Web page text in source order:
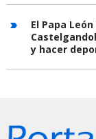
El Papa
y hacer